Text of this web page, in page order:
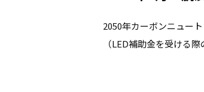
2050年カーボンニュー
（LED補助金を受ける